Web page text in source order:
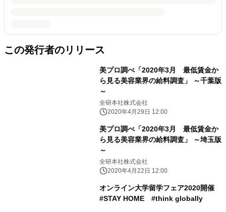
この発行者のリリース
美プロ調べ「2020年3月 最低賃金か
ら見る美容業界の給料調査」 ～千葉版
～
全研本社株式会社
2020年4月29日 12:00
美プロ調べ「2020年3月 最低賃金か
ら見る美容業界の給料調査」 ～埼玉版
～
全研本社株式会社
2020年4月22日 12:00
オンライン大学留学フェア2020開催
#STAY HOME #think globally